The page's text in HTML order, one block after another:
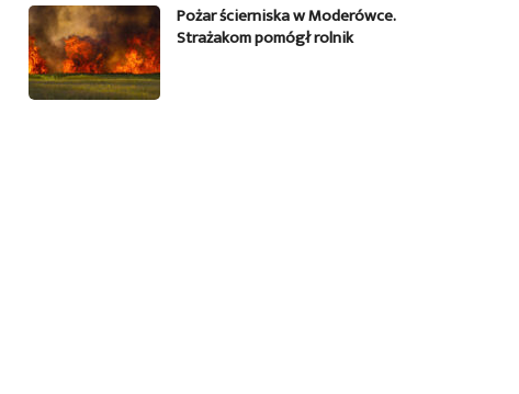
Pożar ścierniska w Moderówce.
Strażakom pomógł rolnik